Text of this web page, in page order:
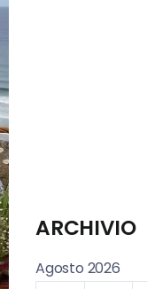
ARCHIVIO
Agosto 2026